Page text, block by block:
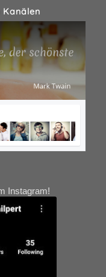
Kanälen
Instagram!